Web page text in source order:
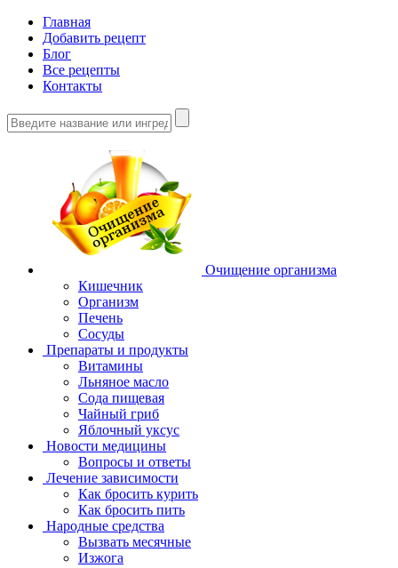
Главная
Добавить рецепт
Блог
Все рецепты
Контакты
Очищение организма
Кишечник
Организм
Печень
Сосуды
Препараты и продукты
Витамины
Льняное масло
Сода пищевая
Чайный гриб
Яблочный уксус
Новости медицины
Вопросы и ответы
Лечение зависимости
Как бросить курить
Как бросить пить
Народные средства
Вызвать месячные
Изжога